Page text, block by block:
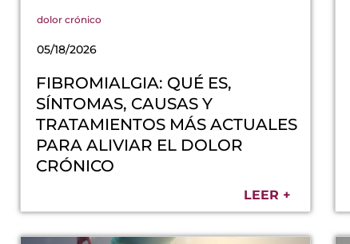
dolor crónico
05/18/2026
FIBROMIALGIA: QUÉ ES,
SÍNTOMAS, CAUSAS Y
TRATAMIENTOS MÁS ACTUALES
PARA ALIVIAR EL DOLOR
CRÓNICO
LEER +